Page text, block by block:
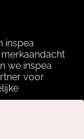
inspea
we inspea
voor